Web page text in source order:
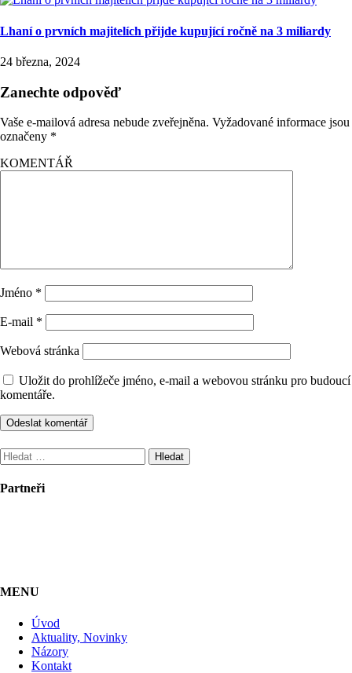
Lhaní o prvních majitelích přijde kupující ročně na 3 miliardy
24 března, 2024
Zanechte odpověď
Vaše e-mailová adresa nebude zveřejněna. Vyžadované informace jsou
označeny *
KOMENTÁŘ
Jméno *
E-mail *
Webová stránka
Uložit do prohlížeče jméno, e-mail a webovou stránku pro budoucí
komentáře.
Vyhledávání
Partneři
MENU
Úvod
Aktuality, Novinky
Názory
Kontakt